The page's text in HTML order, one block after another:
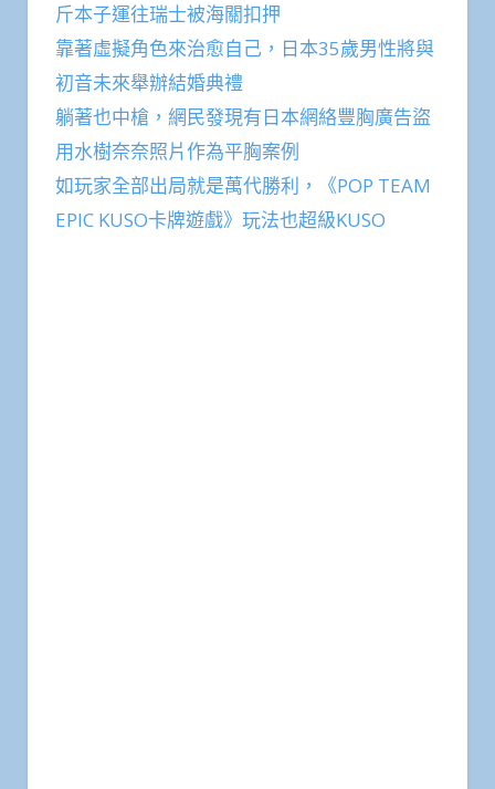
斤本子運往瑞士被海關扣押
靠著虛擬角色來治愈自己，日本35歲男性將與
初音未來舉辦結婚典禮
躺著也中槍，網民發現有日本網絡豐胸廣告盜
用水樹奈奈照片作為平胸案例
如玩家全部出局就是萬代勝利，《POP TEAM
EPIC KUSO卡牌遊戲》玩法也超級KUSO